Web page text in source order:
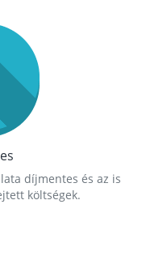
díjmentes és az is
költségek.